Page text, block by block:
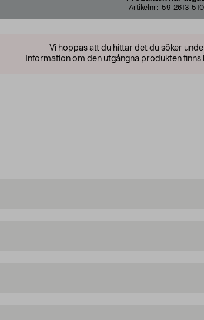
Artikelnr: 59-2613-510
Vi hoppas att du hittar det du söker
Information om den utgångna produkten finns